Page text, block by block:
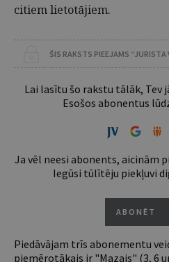
citiem lietotājiem.
ŠIS RAKSTS PIEEJAMS “JURISTA
Lai lasītu šo rakstu tālāk, Tev
Esošos abonentus
Ja vēl neesi abonents, aicinām
Iegūsi tūlītēju piekļuvi
ABONĒT
Piedāvājam trīs abonementu
piemērotākais ir "Mazais" (3, 6